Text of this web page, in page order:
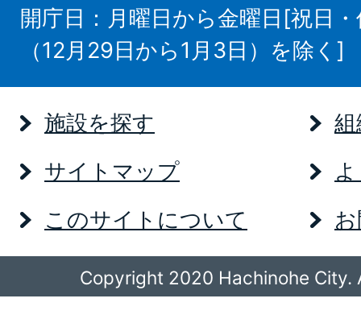
開庁日：月曜日から金曜日[祝日
（12月29日から1月3日）を除く]
施設を探す
サイトマップ
このサイトについて
Copyright 2020 Hachinohe City.